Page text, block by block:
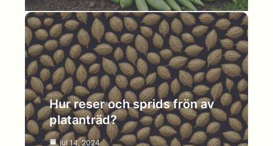
Hur reser och sprids frön av
platanträd?
jul 14, 2024